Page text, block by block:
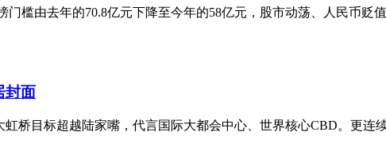
槛由去年的70.8亿元下降至今年的58亿元，股市动荡、人民币贬
封面
桥目标超越陆家嘴，代言国际大都会中心、世界核心CBD。更连